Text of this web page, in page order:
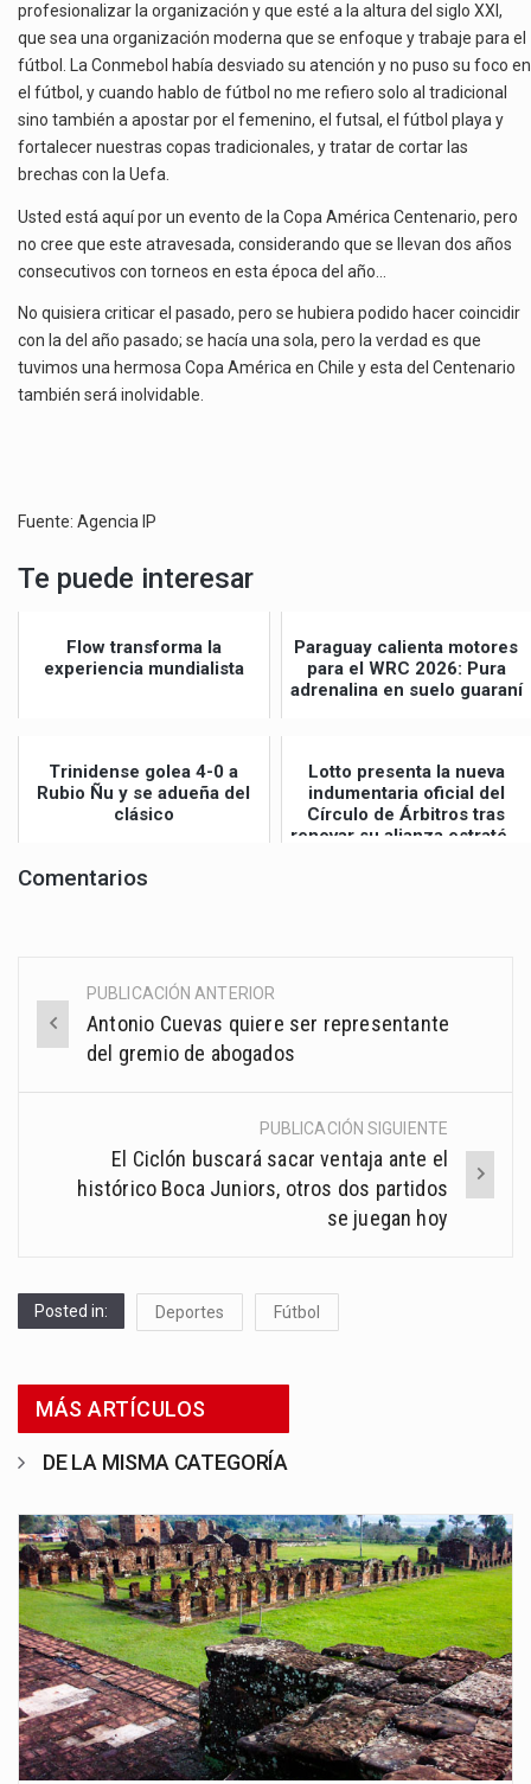
profesionalizar la organización y que esté a la altura del siglo XXI,
que sea una organización moderna que se enfoque y trabaje para el
fútbol. La Conmebol había desviado su atención y no puso su foco en
el fútbol, y cuando hablo de fútbol no me refiero solo al tradicional
sino también a apostar por el femenino, el futsal, el fútbol playa y
fortalecer nuestras copas tradicionales, y tratar de cortar las
brechas con la Uefa.
Usted está aquí por un evento de la Copa América Centenario, pero
no cree que este atravesada, considerando que se llevan dos años
consecutivos con torneos en esta época del año…
No quisiera criticar el pasado, pero se hubiera podido hacer coincidir
con la del año pasado; se hacía una sola, pero la verdad es que
tuvimos una hermosa Copa América en Chile y esta del Centenario
también será inolvidable.
Fuente: Agencia IP
Te puede interesar
Flow transforma la
experiencia mundialista
Paraguay calienta motores
para el WRC 2026: Pura
adrenalina en suelo guaraní
Trinidense golea 4-0 a
Rubio Ñu y se adueña del
clásico
Lotto presenta la nueva
indumentaria oficial del
Círculo de Árbitros tras
renovar su alianza estraté...
Comentarios
Post
navigation
PUBLICACIÓN ANTERIOR
Antonio Cuevas quiere ser representante
del gremio de abogados
PUBLICACIÓN SIGUIENTE
El Ciclón buscará sacar ventaja ante el
histórico Boca Juniors, otros dos partidos
se juegan hoy
Posted in: Deportes Fútbol
MÁS ARTÍCULOS
DE LA MISMA CATEGORÍA